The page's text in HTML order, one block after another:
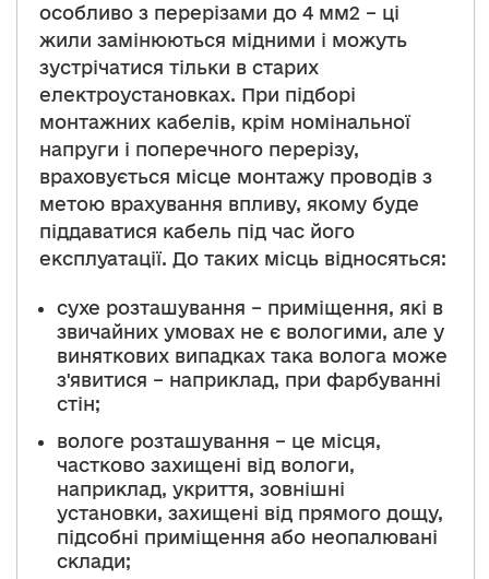
особливо з перерізами до 4 мм2 – ці
жили замінюються мідними і можуть
зустрічатися тільки в старих
електроустановках. При підборі
монтажних кабелів, крім номінальної
напруги і поперечного перерізу,
враховується місце монтажу проводів з
метою врахування впливу, якому буде
піддаватися кабель під час його
експлуатації. До таких місць відносяться:
сухе розташування – приміщення, які в
звичайних умовах не є вологими, але у
виняткових випадках така волога може
з'явитися – наприклад, при фарбуванні
стін;
вологе розташування – це місця,
частково захищені від вологи,
наприклад, укриття, зовнішні
установки, захищені від прямого дощу,
підсобні приміщення або неопалювані
склади;